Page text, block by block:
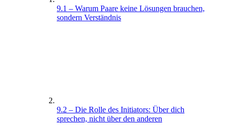
9.1 – Warum Paare keine Lösungen brauchen,
sondern Verständnis
9.2 – Die Rolle des Initiators: Über dich
sprechen, nicht über den anderen